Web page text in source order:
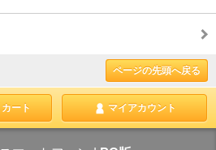
ページの先頭へ戻る
カート マイアカウント